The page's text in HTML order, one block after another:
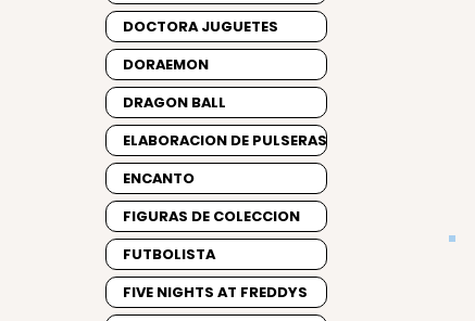
DOCTORA JUGUETES
DORAEMON
DRAGON BALL
ELABORACION DE PULSERAS
ENCANTO
FIGURAS DE COLECCION
FUTBOLISTA
FIVE NIGHTS AT FREDDYS